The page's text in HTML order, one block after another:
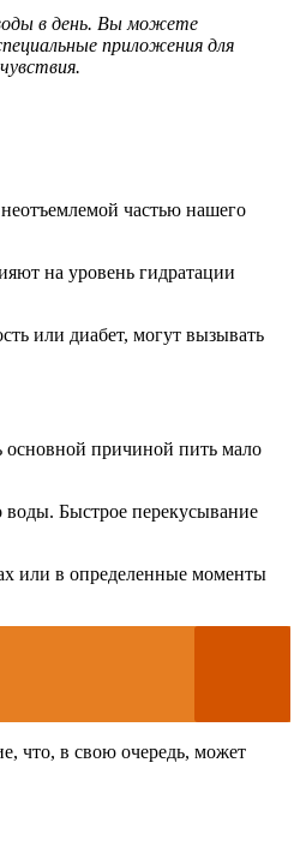
в день. Вы можете
приложения для
частью нашего
на уровень гидратации
или диабет, могут вызывать
основной причиной пить мало
воды. Быстрое перекусывание
или в определенные моменты
что, в свою очередь, может